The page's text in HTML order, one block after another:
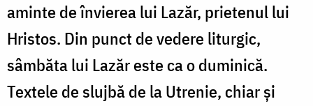
aminte de învierea lui Lazăr, prietenul lui
Hristos. Din punct de vedere liturgic,
sâmbăta lui Lazăr este ca o duminică.
Textele de slujbă de la Utrenie, chiar și